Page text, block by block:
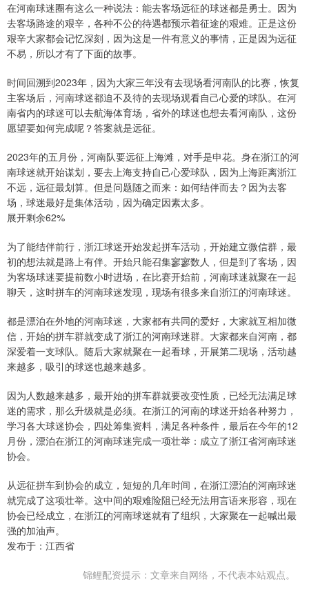
在河南球迷圈有这么一种说法：能去客场远征的球迷都是勇士。因为
去客场路途的艰辛，各种不公的待遇都预示着征途的艰难。正是这份
艰辛大家都会记忆深刻，因为这是一件有意义的事情，正是因为远征
不易，所以才有了下面的故事。
时间回溯到2023年，因为大家三年没有去现场看河南队的比赛，恢复
主客场后，河南球迷都迫不及待的去现场观看自己心爱的球队。在河
南省内的球迷可以去航海体育场，省外的球迷也想去看河南队，这份
愿望要如何完成呢？答案就是远征。
2023年的五月份，河南队要远征上海滩，对手是申花。身在浙江的河
南球迷就开始谋划，要去上海支持自己心爱球队，因为上海距离浙江
不远，远征最划算。但是问题随之而来：如何结伴而去？因为去客
场，球迷最好是集体活动，因为确定因素太多。
展开剩余62%
为了能结伴前行，浙江球迷开始发起拼车活动，开始建立微信群，最
初的想法就是路上有伴。开始只能召集寥寥数人，但是到了客场，因
为客场球迷要提前数小时进场，在比赛开始前，河南球迷就聚在一起
聊天，这时拼车的河南球迷发现，现场有很多来自浙江的河南球迷。
都是漂泊在外地的河南球迷，大家都有共同的爱好，大家就互相加微
信，开始的拼车群就变成了浙江的河南球迷群。大家都来自河南，都
深爱着一支球队。随后大家就聚在一起看球，开展第二现场，活动越
来越多，吸引的球迷也越来越多。
因为人数越来越多，最开始的拼车群就要改变性质，已经无法满足球
迷的需求，那么升级就是必须。在浙江的河南的球迷开始各种努力，
学习各大球迷协会，四处筹集资料，满足各种条件，最后在今年的12
月份，漂泊在浙江的河南球迷完成一项壮举：成立了浙江省河南球迷
协会。
从远征拼车到协会的成立，短短的几年时间，在浙江漂泊的河南球迷
就完成了这项壮举。这中间的艰难险阻已经无法用言语来形容，现在
协会已经成立，在浙江的河南球迷就有了组织，大家聚在一起喊出最
强的加油声。
发布于：江西省
锦鲤配资提示：文章来自网络，不代表本站观点。